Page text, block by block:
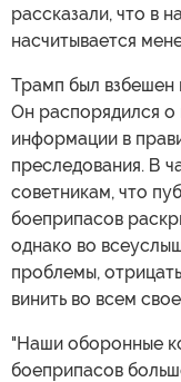
рассказали, что в
насчитывается
Трамп был взбешен
Он распорядился о
информации в
преследования. В
советникам, что
боеприпасов
однако во
проблемы,
винить во всем
"Наши оборонные
боеприпасов